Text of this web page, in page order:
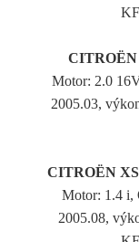
CITROËN
Motor: 2.0
2005.03,
CITROËN
Motor: 1.4 i,
2005.08,